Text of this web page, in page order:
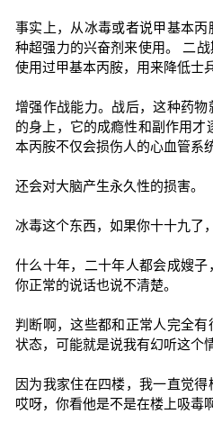
事实上，从冰毒或者说甲基本
种超强力的兴奋剂来使用。 二
使用过甲基本丙胺，用来降低士
增强作战能力。战后，这种药
的身上，它的成瘾性和副作用
本丙胺不仅会损伤人的心血管系
还会对大脑产生永久性的损害。
冰毒这个东西，如果你十十九了
什么十年，二十年人都会成嫂
你正常的说话也说不清楚。
判断啊，这些都和正常人完全
状态，可能就是说我有幻听这个
因为我家住在四楼，我一直觉得
哎呀，你看他是不是在楼上吸毒啊